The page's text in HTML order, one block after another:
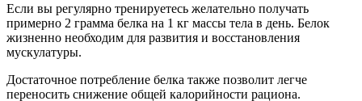
Если вы регулярно тренируетесь желательно получать
примерно 2 грамма белка на 1 кг массы тела в день. Белок
жизненно необходим для развития и восстановления
мускулатуры.
Достаточное потребление белка также позволит легче
переносить снижение общей калорийности рациона.